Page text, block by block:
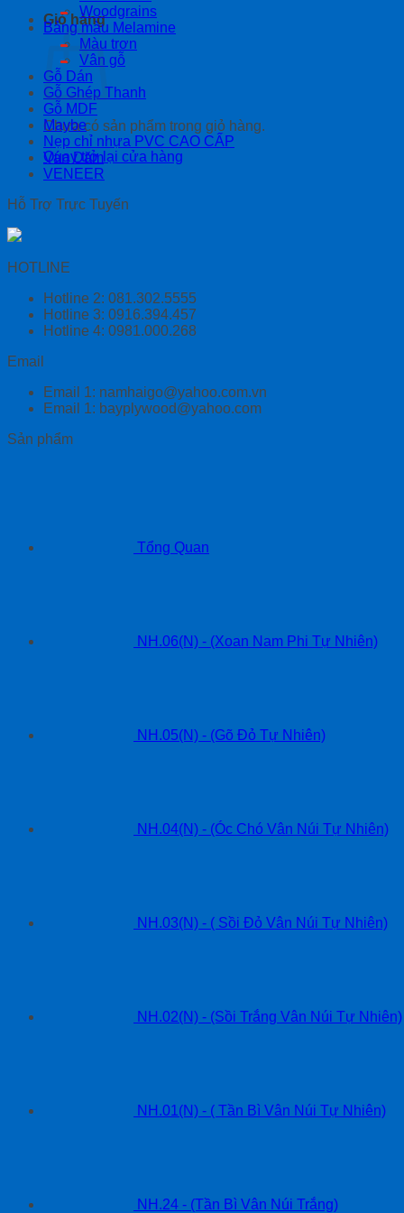
Giỏ hàng
Chưa có sản phẩm trong giỏ hàng.
Quay trở lại cửa hàng
Woodgrains
Bảng màu Melamine
Màu trơn
Vân gỗ
Gỗ Dán
Gỗ Ghép Thanh
Gỗ MDF
Maybe
Nẹp chỉ nhựa PVC CAO CẤP
Ván Dăm
VENEER
Hỗ Trợ Trực Tuyến
HOTLINE
Hotline 2: 081.302.5555
Hotline 3: 0916.394.457
Hotline 4: 0981.000.268
Email
Email 1: namhaigo@yahoo.com.vn
Email 1: bayplywood@yahoo.com
Sản phẩm
Tổng Quan
NH.06(N) - (Xoan Nam Phi Tự Nhiên)
NH.05(N) - (Gõ Đỏ Tự Nhiên)
NH.04(N) - (Óc Chó Vân Núi Tự Nhiên)
NH.03(N) - ( Sồi Đỏ Vân Núi Tự Nhiên)
NH.02(N) - (Sồi Trắng Vân Núi Tự Nhiên)
NH.01(N) - ( Tần Bì Vân Núi Tự Nhiên)
NH.24 - (Tần Bì Vân Núi Trắng)